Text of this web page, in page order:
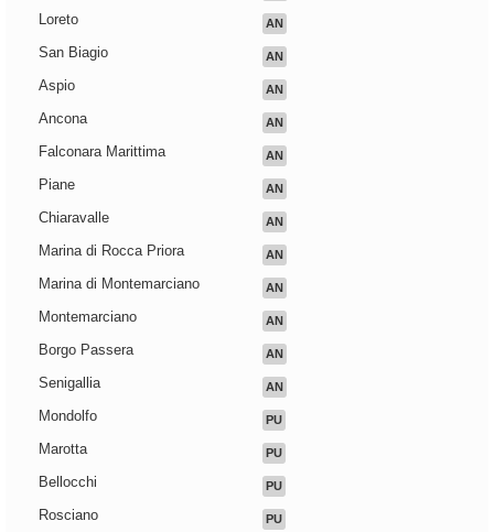
Loreto AN
San Biagio AN
Aspio AN
Ancona AN
Falconara Marittima AN
Piane AN
Chiaravalle AN
Marina di Rocca Priora AN
Marina di Montemarciano AN
Montemarciano AN
Borgo Passera AN
Senigallia AN
Mondolfo PU
Marotta PU
Bellocchi PU
Rosciano PU